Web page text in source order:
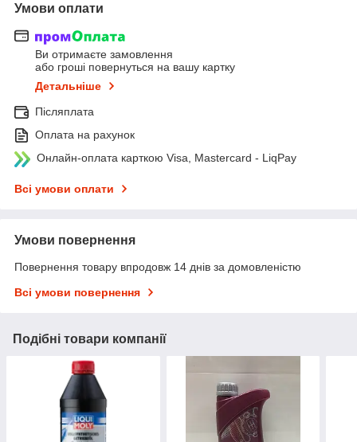
Умови оплати
Ви отримаєте замовлення
або гроші повернуться на вашу картку
Детальніше
Післяплата
Оплата на рахунок
Онлайн-оплата карткою Visa, Mastercard - LiqPay
Всі умови оплати
Умови повернення
Повернення товару впродовж 14 днів за домовленістю
Всі умови повернення
Подібні товари компанії